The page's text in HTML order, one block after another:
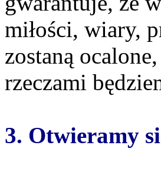
miłości, wiary,
zostaną
rzeczami
3. Otwieramy